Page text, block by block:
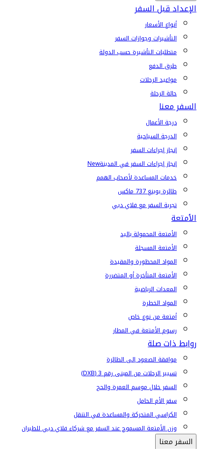
الإعداد قبل السفر
أنواع الأسعار
التأشيرات وجوازات السفر
متطلبات التأشيرة حسب الدولة
طرق الدفع
مواعيد الرحلات
حالة الرحلة
السفر معنا
درجة الأعمال
الدرجة السياحية
إنجاز إجراءات السفر
إنجاز إجراءات السفر في المدينةNew
خدمات المساعدة لأصحاب الهمم
طائرة بوينغ 737 ماكس
تجربة السفر مع فلاي دبي
الأمتعة
الأمتعة المحمولة باليد
الأمتعة المسجلة
المواد المحظورة والمقيدة
الأمتعة المتأخرة أو المتضررة
المعدات الرياضية
المواد الخطرة
أمتعة من نوع خاص
رسوم الأمتعة في المطار
روابط ذات صلة
موافقة الصعود إلى الطائرة
تسيير الرحلات من المبنى رقم 3 (DXB)
السفر خلال موسم العمرة والحج
سفر الأم الحامل
الكراسي المتحركة والمساعدة في التنقل
وزن الأمتعة المسموح عند السفر مع شركاء فلاي دبي للطيران
السفر معنا